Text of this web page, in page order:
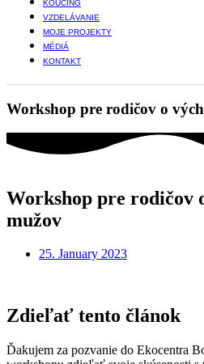
KOUČING
VZDELÁVANIE
MOJE PROJEKTY
MÉDIÁ
KONTAKT
Workshop pre rodičov o
Workshop pre rodičov
mužov
25. January 2023
Zdieľať tento článok
Ďakujem za pozvanie do Ekocentra